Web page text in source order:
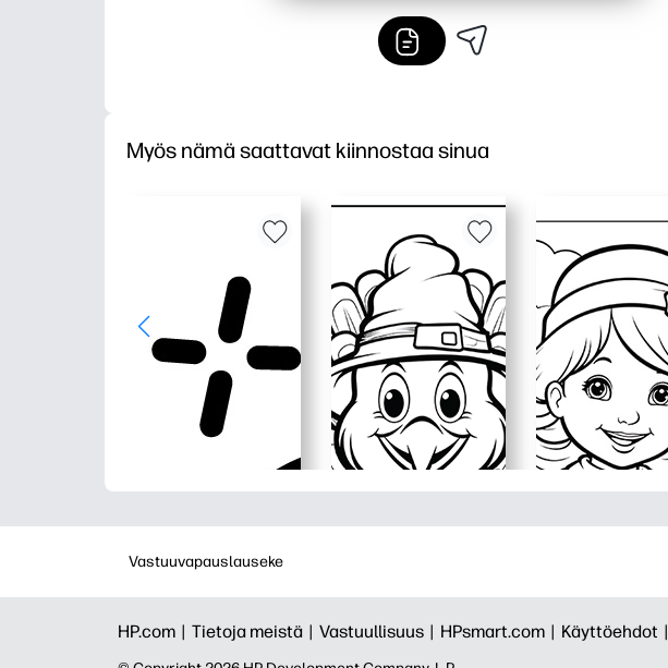
Myös nämä saattavat kiinnostaa sinua
Vastuuvapauslauseke
HP.com | Tietoja meistä | Vastuullisuus | HPsmart.com | Käyttöehdot |